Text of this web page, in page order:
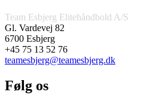
Team Esbjerg Elitehåndbold A/S
Gl. Vardevej 82
6700 Esbjerg
+45 75 13 52 76
teamesbjerg@teamesbjerg.dk
Følg os